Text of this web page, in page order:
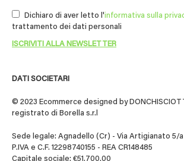
DATI SOCIETARI
© 2023 Ecommerce designed by
registrato di Borella s.r.l
Sede legale: Agnadello (Cr) - Via Artigianato 5/a
P.IVA e C.F. 12298740155 - REA CR148485
Capitale sociale: €51.700,00
Dichiaro di aver letto l'informativa sulla
trattamento dei dati personali